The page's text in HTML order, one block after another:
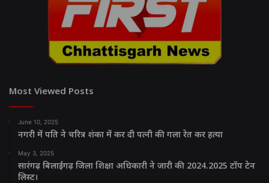
Most Viewed Posts
June 10, 2025
नगरी में पति ने चरित्र शंका में कर दी पत्नी की गला रेत कर हत्या
May 3, 2025
सारंगढ़ बिलाईगढ़ जिला शिक्षा अधिकारी ने जारी की 2024.2025 टॉप टेन
लिस्ट।